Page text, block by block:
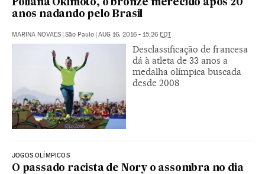
Poliana Okimoto, o bronze merecido após 20
anos nadando pelo Brasil
MARINA NOVAES | São Paulo | AUG 16, 2016 - 15:26 EDT
Desclassificação de francesa
dá à atleta de 33 anos a
medalha olímpica buscada
desde 2008
JOGOS OLÍMPICOS
O passado racista de Nory o assombra no dia